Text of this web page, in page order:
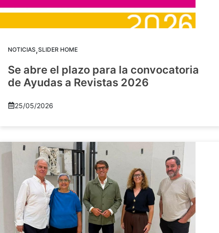
NOTICIAS,SLIDER HOME
Se abre el plazo para la convocatoria
de Ayudas a Revistas 2026
25/05/2026